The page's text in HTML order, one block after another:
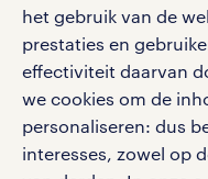
het gebruik van de
prestaties en
effectiviteit daarvan
we cookies om de
personaliseren: dus
interesses, zowel op
social media
Volg ons voor de
vacatures,